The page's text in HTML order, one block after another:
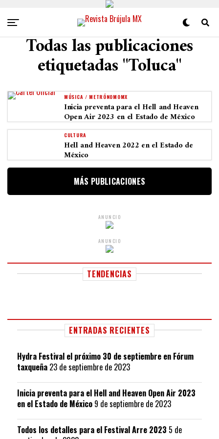
Todas las publicaciones
etiquetadas "Toluca"
MÚSICA / METRÓNOMOMX
Inicia preventa para el Hell and Heaven
Open Air 2023 en el Estado de México
CULTURA
Hell and Heaven 2022 en el Estado de
México
MÁS PUBLICACIONES
ANUNCIO
ANUNCIO
TENDENCIAS
ENTRADAS RECIENTES
Hydra Festival el próximo 30 de septiembre en Fórum
taxqueña 23 de septiembre de 2023
Inicia preventa para el Hell and Heaven Open Air 2023
en el Estado de México 9 de septiembre de 2023
Todos los detalles para el Festival Arre 2023 5 de